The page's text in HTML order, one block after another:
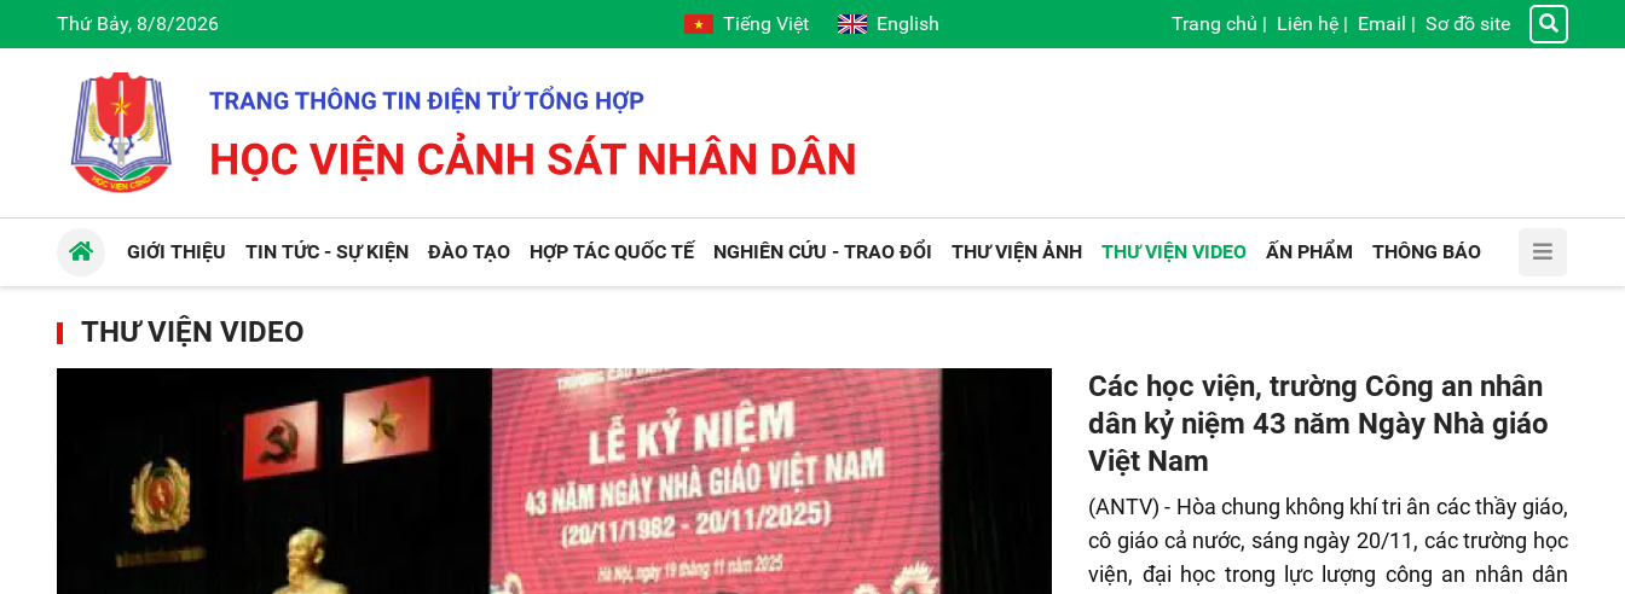
Thứ Bảy, 8/8/2026 Tiếng Việt English Trang chủ | Liên hệ | Email | Sơ đồ site
GIỚI THIỆU TIN TỨC - SỰ KIỆN ĐÀO TẠO HỢP TÁC QUỐC TẾ NGHIÊN CỨU - TRAO ĐỔI THƯ VIỆN ẢNH THƯ VIỆN VIDEO ẤN PHẨM THÔNG BÁO
THƯ VIỆN VIDEO
Các học viện, trường Công an nhân
dân kỷ niệm 43 năm Ngày Nhà giáo
Việt Nam
(ANTV) - Hòa chung không khí tri ân các thầy giáo,
cô giáo cả nước, sáng ngày 20/11, các trường học
viện, đại học trong lực lượng công an nhân dân